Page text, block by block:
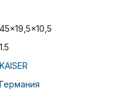
45x19,5x10,5
1.5
KAISER
Германия